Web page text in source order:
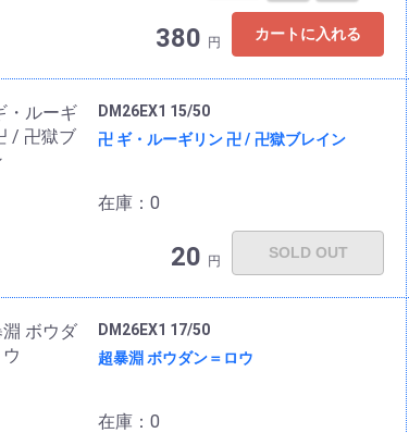
380 円 カートに入れる
DM26EX1 15/50
卍 ギ・ルーギリン 卍 / 卍獄ブレイン
在庫：0
20 円 SOLD OUT
DM26EX1 17/50
超暴淵 ボウダン＝ロウ
在庫：0